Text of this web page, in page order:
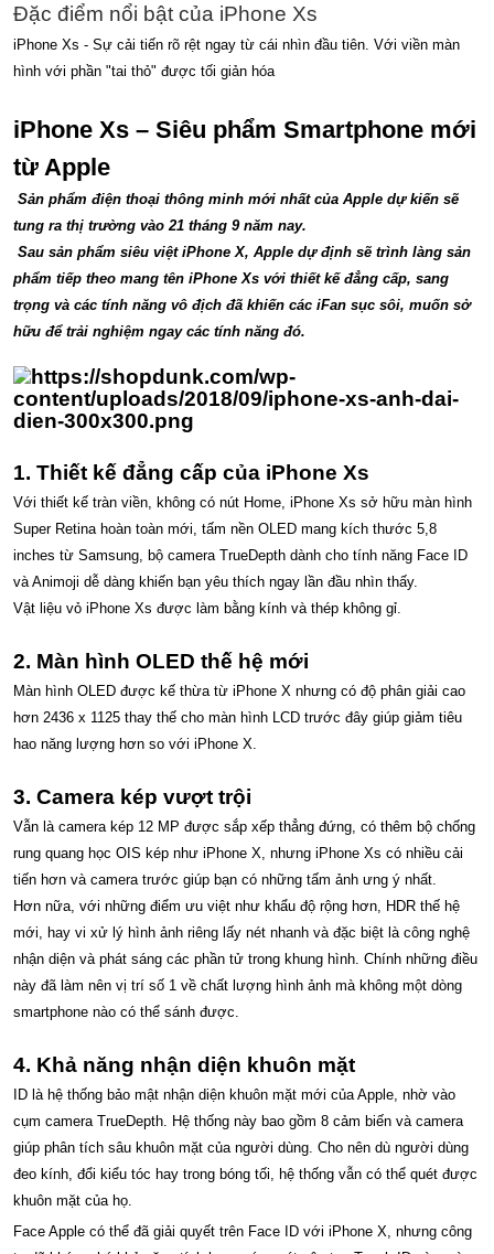
Đặc điểm nổi bật của iPhone Xs
iPhone Xs - Sự cải tiến rõ rệt ngay từ cái nhìn đầu tiên. Với viền màn
hình với phần "tai thỏ" được tối giản hóa
iPhone Xs – Siêu phẩm Smartphone mới
từ Apple
Sản phẩm điện thoại thông minh mới nhất của Apple dự kiến sẽ
tung ra thị trường vào 21 tháng 9 năm nay.
Sau sản phẩm siêu việt iPhone X, Apple dự định sẽ trình làng sản
phẩm tiếp theo mang tên iPhone Xs với thiết kế đẳng cấp, sang
trọng và các tính năng vô địch đã khiến các iFan sục sôi, muốn sở
hữu để trải nghiệm ngay các tính năng đó.
1. Thiết kế đẳng cấp của iPhone Xs
Với thiết kế tràn viền, không có nút Home, iPhone Xs sở hữu màn hình
Super Retina hoàn toàn mới, tấm nền OLED mang kích thước 5,8
inches từ Samsung, bộ camera TrueDepth dành cho tính năng Face ID
và Animoji dễ dàng khiến bạn yêu thích ngay lần đầu nhìn thấy.
Vật liệu vỏ iPhone Xs được làm bằng kính và thép không gỉ.
2. Màn hình OLED thế hệ mới
Màn hình OLED được kế thừa từ iPhone X nhưng có độ phân giải cao
hơn 2436 x 1125 thay thế cho màn hình LCD trước đây giúp giảm tiêu
hao năng lượng hơn so với iPhone X.
3. Camera kép vượt trội
Vẫn là camera kép 12 MP được sắp xếp thẳng đứng, có thêm bộ chống
rung quang học OIS kép như iPhone X, nhưng iPhone Xs có nhiều cải
tiến hơn và camera trước giúp bạn có những tấm ảnh ưng ý nhất.
Hơn nữa, với những điểm ưu việt như khẩu độ rộng hơn, HDR thế hệ
mới, hay vi xử lý hình ảnh riêng lấy nét nhanh và đặc biệt là công nghệ
nhận diện và phát sáng các phần tử trong khung hình. Chính những điều
này đã làm nên vị trí số 1 về chất lượng hình ảnh mà không một dòng
smartphone nào có thể sánh được.
4. Khả năng nhận diện khuôn mặt
ID là hệ thống bảo mật nhận diện khuôn mặt mới của Apple, nhờ vào
cụm camera TrueDepth. Hệ thống này bao gồm 8 cảm biến và camera
giúp phân tích sâu khuôn mặt của người dùng. Cho nên dù người dùng
đeo kính, đổi kiểu tóc hay trong bóng tối, hệ thống vẫn có thể quét được
khuôn mặt của họ.
Face Apple có thể đã giải quyết trên Face ID với iPhone X, nhưng công